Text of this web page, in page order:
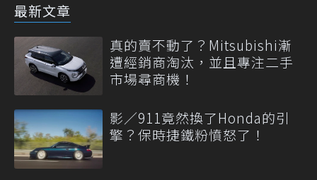
最新文章
真的賣不動了？Mitsubishi漸
遭經銷商淘汰，並且專注二手
市場尋商機！
影／911竟然換了Honda的引
擎？保時捷鐵粉憤怒了！